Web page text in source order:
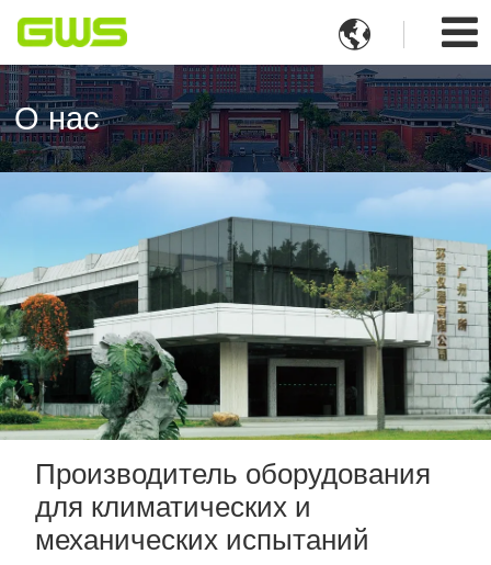

О нас
Производитель оборудования
для климатических и
механических испытаний